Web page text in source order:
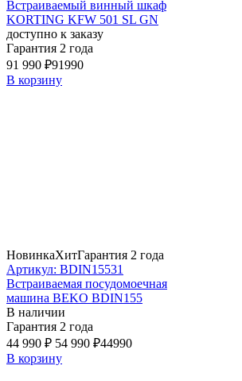
Встраиваемый винный шкаф
KORTING KFW 501 SL GN
доступно к заказу
Гарантия 2 года
91 990 ₽91990
В корзину
НовинкаХитГарантия 2 года
Артикул: BDIN15531
Встраиваемая посудомоечная
машина BEKO BDIN155
В наличии
Гарантия 2 года
44 990 ₽ 54 990 ₽44990
В корзину